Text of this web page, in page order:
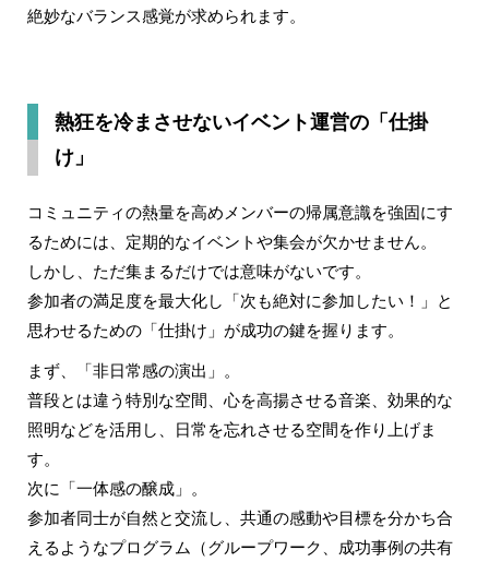
絶妙なバランス感覚が求められます。
熱狂を冷まさせないイベント運営の「仕掛
け」
コミュニティの熱量を高めメンバーの帰属意識を強固にす
るためには、定期的なイベントや集会が欠かせません。
しかし、ただ集まるだけでは意味がないです。
参加者の満足度を最大化し「次も絶対に参加したい！」と
思わせるための「仕掛け」が成功の鍵を握ります。
まず、 「非日常感の演出」
。
普段とは違う特別な空間、心を高揚させる音楽、効果的な
照明などを活用し、日常を忘れさせる空間を作り上げま
す。
次に
「一体感の醸成」
。
参加者同士が自然と交流し、共通の感動や目標を分かち合
えるようなプログラム（グループワーク、成功事例の共有